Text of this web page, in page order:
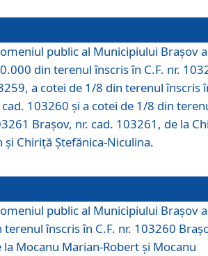
public al Municipiului Braşov a
din terenul înscris în C.F. nr.
a cotei de 1/8 din terenul înscris
cad. 103260 și a cotei de 1/8 din
Brașov, nr. cad. 103261, de la
Chiriță Ștefănica-Niculina.
public al Municipiului Braşov a
înscris în C.F. nr. 103260
Mocanu Marian-Robert și Mocanu